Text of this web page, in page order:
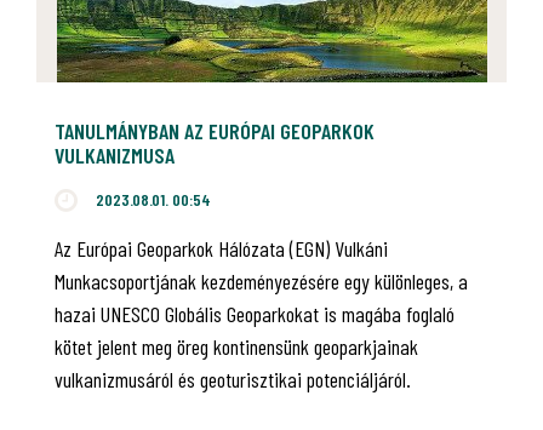
TANULMÁNYBAN AZ EURÓPAI GEOPARKOK
VULKANIZMUSA
2023.08.01. 00:54
Az Európai Geoparkok Hálózata (EGN) Vulkáni
Munkacsoportjának kezdeményezésére egy különleges, a
hazai UNESCO Globális Geoparkokat is magába foglaló
kötet jelent meg öreg kontinensünk geoparkjainak
vulkanizmusáról és geoturisztikai potenciáljáról.